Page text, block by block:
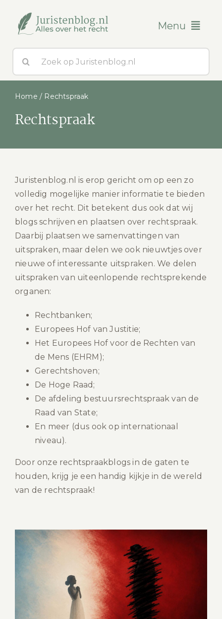
inhoud
Menu
Blogs
Over ons
Contact
naar:
Home / Rechtspraak
Rechtspraak
Juristenblog.nl is erop gericht om op een zo
volledig mogelijke manier informatie te bieden
over het recht. Dit betekent dus ook dat wij
blogs schrijven en plaatsen over rechtspraak.
Daarbij plaatsen we samenvattingen van
uitspraken, maar delen we ook nieuwtjes over
nieuwe of interessante uitspraken. We delen
uitspraken van uiteenlopende rechtsprekende
organen:
Rechtbanken;
Europees Hof van Justitie;
Het Europees Hof voor de Rechten van
de Mens (EHRM);
Gerechtshoven;
De Hoge Raad;
De afdeling bestuursrechtspraak van de
Raad van State;
En meer (dus ook op internationaal
niveau).
Door onze rechtspraakblogs in de gaten te
houden, krijg je een handig kijkje in de wereld
van de rechtspraak!
Privacy van daders: wanneer
beschermt de wet de verkeerde
persoon?